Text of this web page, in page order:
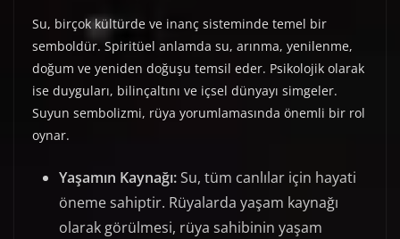
Su, birçok kültürde ve inanç sisteminde temel bir
semboldür. Spiritüel anlamda su, arınma, yenilenme,
doğum ve yeniden doğuşu temsil eder. Psikolojik olarak
ise duyguları, bilinçaltını ve içsel dünyayı simgeler.
Suyun sembolizmi, rüya yorumlamasında önemli bir rol
oynar.
Yaşamın Kaynağı:Su, tüm canlılar için hayati
öneme sahiptir. Rüyalarda yaşam kaynağı
olarak görülmesi, rüya sahibinin yaşam